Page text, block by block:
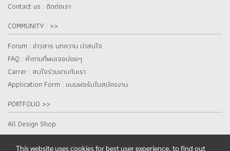
Contact us : ติดต่อเรา
COMMUNITY : >>
Forum : ข่าวสาร บทความ น่าสนใจ
FAQ : คำถามที่พบเจอบ่อยๆ
Carrer : สนใจร่วมงานกับเรา
Application Form : แบบฟอร์มใบสมัครงาน
PORTFOLIO >>
All Design Shop
This website uses cookies for best user experience, to find out